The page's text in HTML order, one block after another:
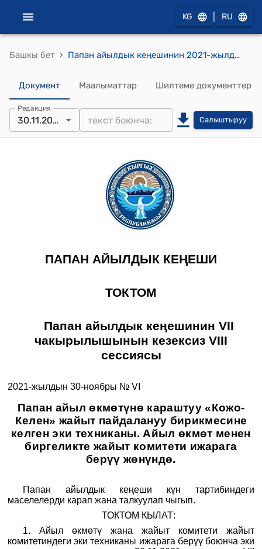
KG RU
Башкы бет › Папан айылдык кеңешинин 2021-жылдын 30-ноябрындагы № VI "Папан айыл өкмөтүнө караштуу «Кожо-Келен» жайыт пайдалануу бирикмесине келген эки техниканы. Айыл өкмөт менен биргеликте жайыт комитети ижарага берүү жөнүндө" токтому
Документ Маалыматтар Шилтеме документтер
Редакция
30.11.2021 Салыштыруу